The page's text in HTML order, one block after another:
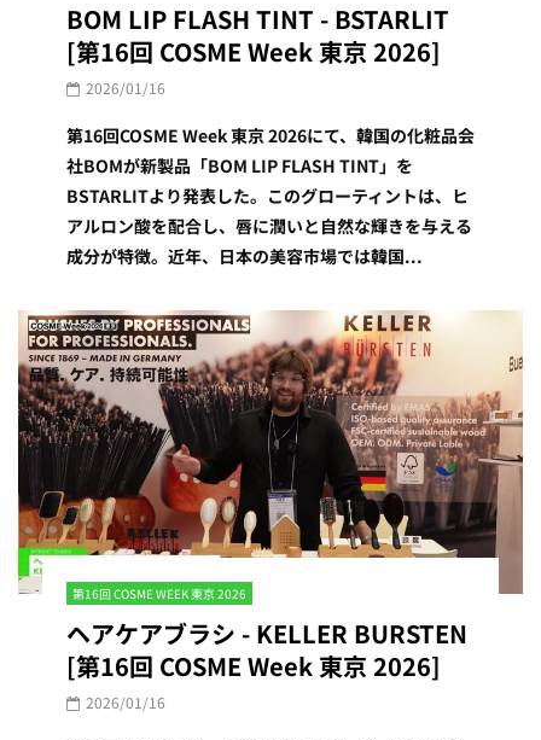
BOM LIP FLASH TINT - BSTARLIT
[第16回 COSME Week 東京 2026]
2026/01/16
第16回COSME Week 東京 2026にて、韓国の化粧品会
社BOMが新製品「BOM LIP FLASH TINT」を
BSTARLITより発表した。このグローティントは、ヒ
アルロン酸を配合し、唇に潤いと自然な輝きを与える
成分が特徴。近年、日本の美容市場では韓国...
第16回 COSME WEEK 東京 2026
ヘアケアブラシ - KELLER BURSTEN
[第16回 COSME Week 東京 2026]
2026/01/16